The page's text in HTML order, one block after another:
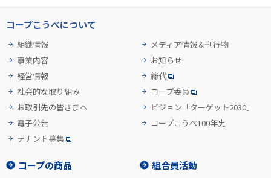
コープこうべについて
組織情報
事業内容
経営情報
社会的な取り組み
お取引先の皆さまへ
電子公告
テナント募集
メディア情報＆刊行物
お知らせ
総代
コープ委員
ビジョン「ターゲット2030」
コープこうべ100年史
コープの商品 組合員活動